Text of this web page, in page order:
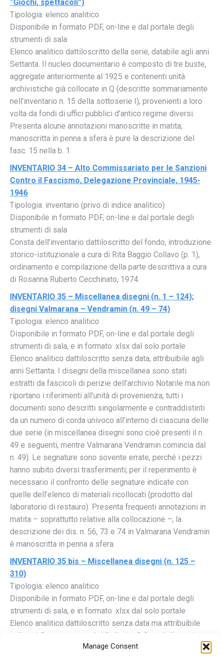
Manage Consent
“Giochi, spettacoli”)
Tipologia: elenco analitico
Disponibile in formato PDF, on-line e dal portale degli
strumenti di sala
Elenco analitico dattiloscritto della serie, databile agli anni
Settanta. Il nucleo documentario è composto di tre buste,
aggregate anteriormente al 1925 e contenenti unità
archivistiche già collocate in Q (descritte sommariamente
nell’inventario n. 15 della sottoserie I), provenienti a loro
volta da fondi di uffici pubblici d’antico regime diversi.
Presenta alcune annotazioni manoscritte in matita;
manoscritta in penna a sfera è pure la descrizione del
fasc. 15 nella b. 1.
INVENTARIO 34 – Alto Commissariato per le Sanzioni
Contro il Fascismo, Delegazione Provinciale, 1945-
1946
Tipologia: inventario (privo di indice analitico)
Disponibile in formato PDF, on-line e dal portale degli
strumenti di sala
Consta dell’inventario dattiloscritto del fondo, introduzione
storico-istituzionale a cura di Rita Baggio Collavo (p. 1),
ordinamento e compilazione della parte descrittiva a cura
di Rosanna Ruberto Cecchinato, 1974.
INVENTARIO 35 – Miscellanea disegni (n. 1 – 124);
disegni Valmarana – Vendramin (n. 49 – 74)
Tipologia: elenco analitico
Disponibile in formato PDF, on-line e dal portale degli
strumenti di sala, e in formato .xlsx dal solo portale
Elenco analitico dattiloscritto senza data, attribuibile agli
anni Settanta. I disegni della miscellanea sono stati
estratti da fascicoli di perizie dell’archivio Notarile ma non
riportano i riferimenti all’unità di provenienza; tutti i
documenti sono descritti singolarmente e contraddistinti
da un numero di corda univoco all’interno di ciascuna delle
due serie (in miscellanea disegni sono cioè presenti il n.
49 e seguenti, mentre Valmarana Vendramin comincia dal
n. 49). Le segnature sono sovente errate, perché i pezzi
hanno subito diversi trasferimenti; per il reperimento è
necessario il confronto delle segnature indicate con
quelle dell’elenco di materiali ricollocati (prodotto dal
laboratorio di restauro). Presenta frequenti annotazioni in
matita – soprattutto relative alla collocazione –; la
descrizione dei dis. n. 56, 73 e 74 in Valmarana Vendramin
è manoscritta in penna a sfera.
INVENTARIO 35 bis – Miscellanea disegni (n. 125 –
310)
Tipologia: elenco analitico
Disponibile in formato PDF, on-line e dal portale degli
strumenti di sala, e in formato .xlsx dal solo portale
Elenco analitico dattiloscritto senza data ma attribuibile
agli anni Ottanta, curato da Vladimiro Orfano. I disegni
riguardano prevalentemente il territorio di Padova, Treviso,